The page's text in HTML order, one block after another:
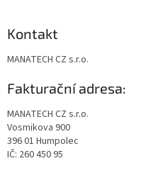
Kontakt
MANATECH CZ s.r.o.
Fakturační adresa:
MANATECH CZ s.r.o.
Vosmikova 900
396 01 Humpolec
IČ: 260 450 95